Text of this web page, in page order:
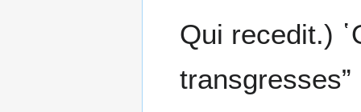
Qui recedit.)
transgresses”